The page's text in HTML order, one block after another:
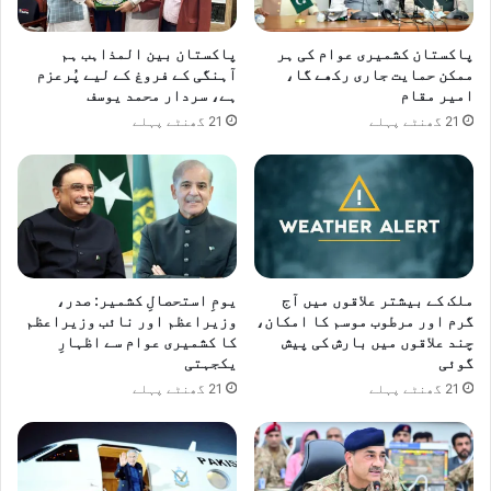
ی
ا
ئ
ل
ں
ز
م
ی
ن
ی
ح
م
ل
ر
و
ک
د
ا
ن
ر
ا
ر
ا
ف
ر
ا
د
ک
ت
ع
د
پاکستان کشمیری عوام کی ہر
ممکن حمایت جاری رکھے گا،
امیر مقام
21 گھنٹے پہلے
پاکستان بین المذاہب ہم
آہنگی کے فروغ کے لیے پُرعزم
ہے، سردار محمد یوسف
21 گھنٹے پہلے
ملک کے بیشتر علاقوں میں آج
گرم اور مرطوب موسم کا امکان،
چند علاقوں میں بارش کی پیش
گوئی
21 گھنٹے پہلے
یومِ استحصالِ کشمیر: صدر،
وزیراعظم اور نائب وزیراعظم
کا کشمیری عوام سے اظہارِ
یکجہتی
21 گھنٹے پہلے